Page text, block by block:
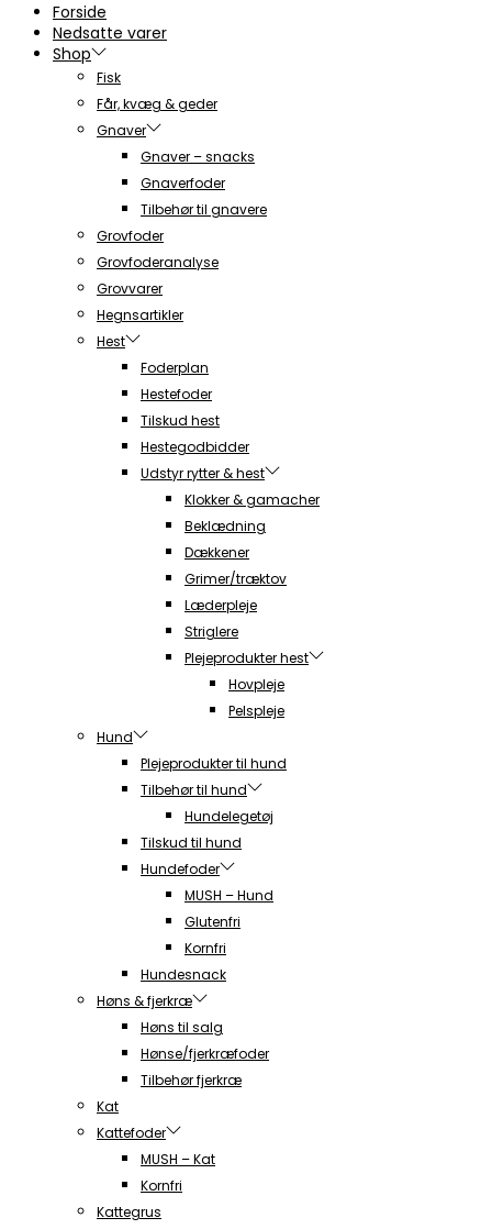
Forside
Nedsatte varer
Shop
Fisk
Får, kvæg & geder
Gnaver
Gnaver – snacks
Gnaverfoder
Tilbehør til gnavere
Grovfoder
Grovfoderanalyse
Grovvarer
Hegnsartikler
Hest
Foderplan
Hestefoder
Tilskud hest
Hestegodbidder
Udstyr rytter & hest
Klokker & gamacher
Beklædning
Dækkener
Grimer/træktov
Læderpleje
Striglere
Plejeprodukter hest
Hovpleje
Pelspleje
Hund
Plejeprodukter til hund
Tilbehør til hund
Hundelegetøj
Tilskud til hund
Hundefoder
MUSH – Hund
Glutenfri
Kornfri
Hundesnack
Høns & fjerkræ
Høns til salg
Hønse/fjerkræfoder
Tilbehør fjerkræ
Kat
Kattefoder
MUSH – Kat
Kornfri
Kattegrus